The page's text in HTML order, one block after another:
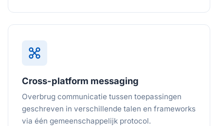
Cross-platform messaging
Overbrug communicatie tussen toepassingen
geschreven in verschillende talen en frameworks
via één gemeenschappelijk protocol.